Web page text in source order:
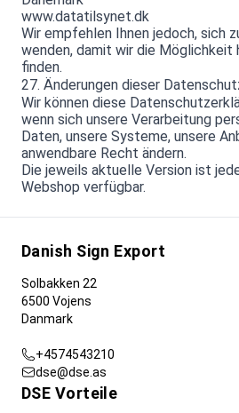
www.datatilsynet.dk
Wir empfehlen Ihnen jedoch, sich
wenden, damit wir die Möglichkeit
finden.
27. Änderungen dieser
Wir können diese
wenn sich unsere Verarbeitung
Daten, unsere Systeme, unsere
anwendbare Recht ändern.
Die jeweils aktuelle Version ist
Webshop verfügbar.
Danish Sign Export
Solbakken 22
6500 Vojens
Danmark
+4574543210
dse@dse.as
DSE Vorteile